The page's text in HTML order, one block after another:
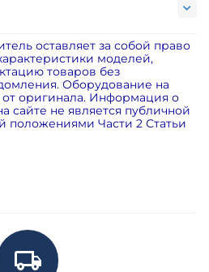
оставляет за собой право
моделей,
товаров без
Оборудование на
от оригинала. Информация о
сайте не является публичной
положениями Части 2 Статьи